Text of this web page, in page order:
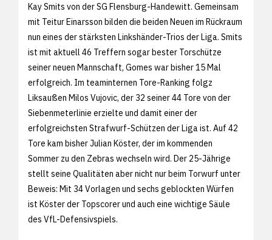
Kay Smits von der SG Flensburg-Handewitt. Gemeinsam
mit Teitur Einarsson bilden die beiden Neuen im Rückraum
nun eines der stärksten Linkshänder-Trios der Liga. Smits
ist mit aktuell 46 Treffern sogar bester Torschütze
seiner neuen Mannschaft, Gomes war bisher 15 Mal
erfolgreich. Im teaminternen Tore-Ranking folgz
Liksaußen Milos Vujovic, der 32 seiner 44 Tore von der
Siebenmeterlinie erzielte und damit einer der
erfolgreichsten Strafwurf-Schützen der Liga ist. Auf 42
Tore kam bisher Julian Köster, der im kommenden
Sommer zu den Zebras wechseln wird. Der 25-Jährige
stellt seine Qualitäten aber nicht nur beim Torwurf unter
Beweis: Mit 34 Vorlagen und sechs geblockten Würfen
ist Köster der Topscorer und auch eine wichtige Säule
des VfL-Defensivspiels.